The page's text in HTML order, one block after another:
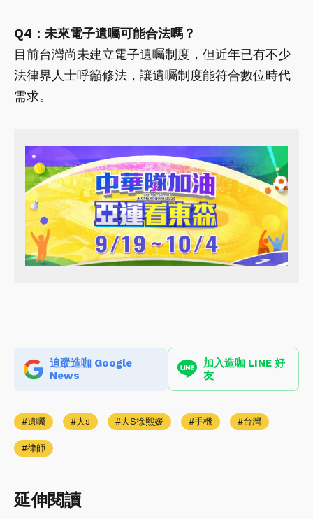
Q4：未來電子遺囑可能合法嗎？
目前台灣尚未建立電子遺囑制度，但近年已有不少
法律界人士呼籲修法，讓遺囑制度能符合數位時代
需求。
追蹤造咖 Google
News
加入造咖 LINE 好
友
遺囑 大s 大S徐熙媛 手機 台灣
律師
延伸閱讀